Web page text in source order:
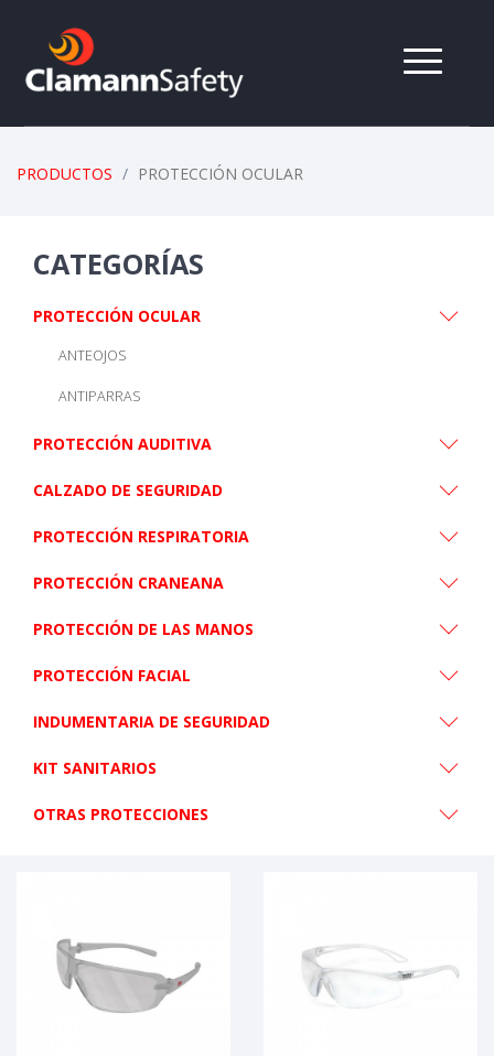
PRODUCTOS PROTECCIÓN OCULAR
CATEGORÍAS
PROTECCIÓN OCULAR
ANTEOJOS
ANTIPARRAS
PROTECCIÓN AUDITIVA
CALZADO DE SEGURIDAD
PROTECCIÓN RESPIRATORIA
PROTECCIÓN CRANEANA
PROTECCIÓN DE LAS MANOS
PROTECCIÓN FACIAL
INDUMENTARIA DE SEGURIDAD
KIT SANITARIOS
OTRAS PROTECCIONES